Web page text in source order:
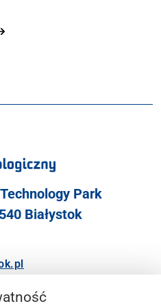
Park
Białystok